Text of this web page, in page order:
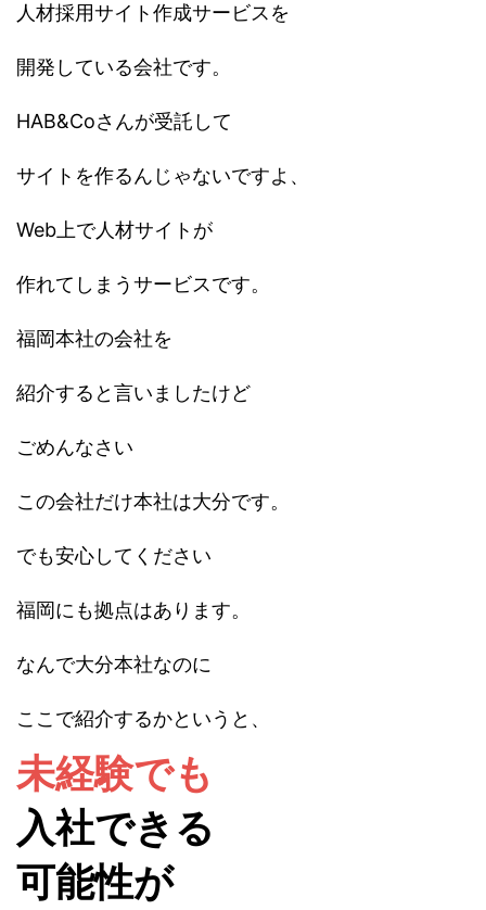
人材採用サイト作成サービスを
開発している会社です。
HAB&Coさんが受託して
サイトを作るんじゃないですよ、
Web上で人材サイトが
作れてしまうサービスです。
福岡本社の会社を
紹介すると言いましたけど
ごめんなさい
この会社だけ本社は大分です。
でも安心してください
福岡にも拠点はあります。
なんで大分本社なのに
ここで紹介するかというと、
未経験でも
入社できる
可能性が